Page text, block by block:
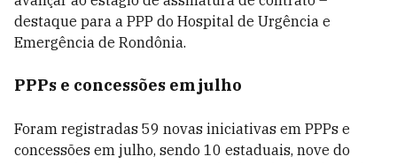
destaque para a PPP do Hospital de Urgência e
Emergência de Rondônia.
PPPs e concessões em julho
Foram registradas 59 novas iniciativas em PPPs e
concessões em julho, sendo 10 estaduais, nove do